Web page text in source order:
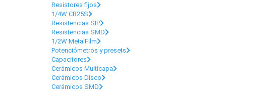
Resistores fijos
1/4W CR25S
Resistencias SIP
Resistencias SMD
1/2W MetalFilm
Potenciómetros y presets
Capacitores
Cerámicos Multicapa
Cerámicos Disco
Cerámicos SMD